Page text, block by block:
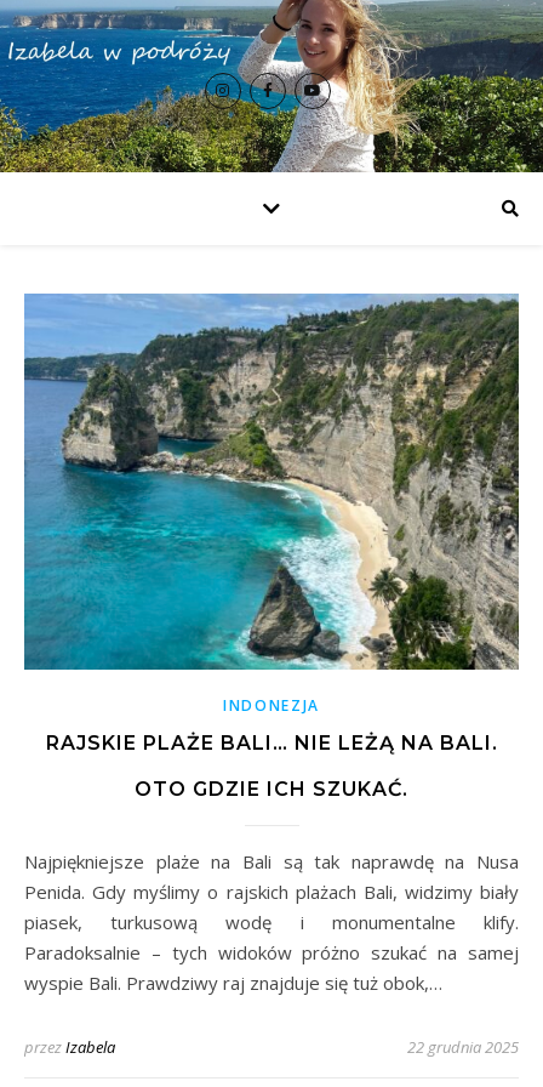
INDONEZJA
RAJSKIE PLAŻE BALI… NIE LEŻĄ NA BALI.
OTO GDZIE ICH SZUKAĆ.
Najpiękniejsze plaże na Bali są tak naprawdę na Nusa
Penida. Gdy myślimy o rajskich plażach Bali, widzimy biały
piasek, turkusową wodę i monumentalne klify.
Paradoksalnie – tych widoków próżno szukać na samej
wyspie Bali. Prawdziwy raj znajduje się tuż obok,…
przezIzabela 22 grudnia 2025